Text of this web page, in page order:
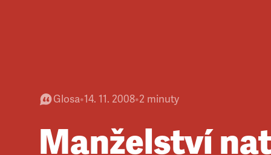
Glosa•14. 11. 2008•2 minuty
Manželství